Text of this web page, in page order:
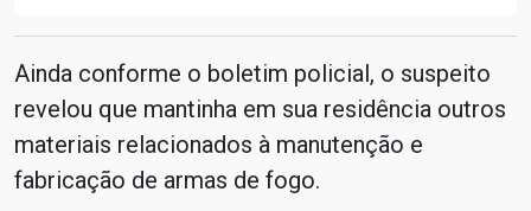
Ainda conforme o boletim policial, o suspeito
revelou que mantinha em sua residência outros
materiais relacionados à manutenção e
fabricação de armas de fogo.